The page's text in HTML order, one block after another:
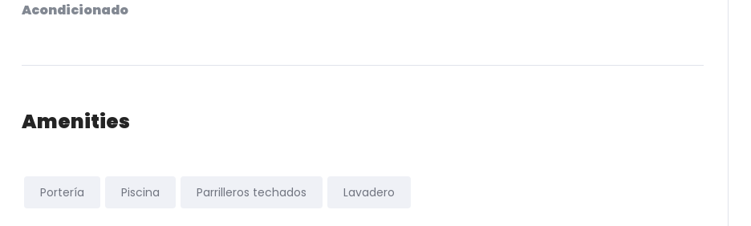
Acondicionado
Amenities
Portería Piscina Parrilleros techados Lavadero